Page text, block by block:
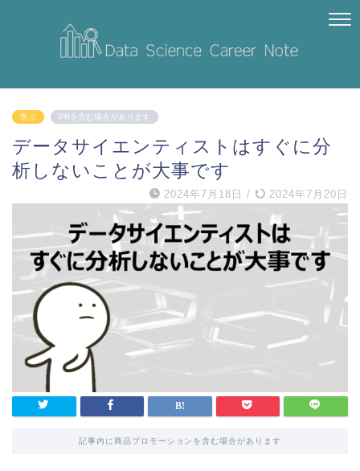
学ぶ PRを含む場合があります
データサイエンティストはすぐに分
析しないことが大事です
2024年7月18日 / 2024年7月20日
記事内に商品プロモーションを含む場合があります